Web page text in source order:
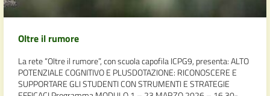
Oltre il rumore
La rete “Oltre il rumore”, con scuola capofila ICPG9, presenta: ALTO
POTENZIALE COGNITIVO E PLUSDOTAZIONE: RICONOSCERE E
SUPPORTARE GLI STUDENTI CON STRUMENTI E STRATEGIE